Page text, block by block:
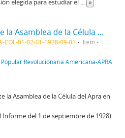
elegida para estudiar el ... »
Informe ante la Asamblea de la Célula del Apra en París, 1/9/1928
COL-01-02-01-1928-09-01
Item
Revolucionaria Americana-APRA
la Asamblea de la Célula del Apra en
Informe del 1 de septiembre de 1928)